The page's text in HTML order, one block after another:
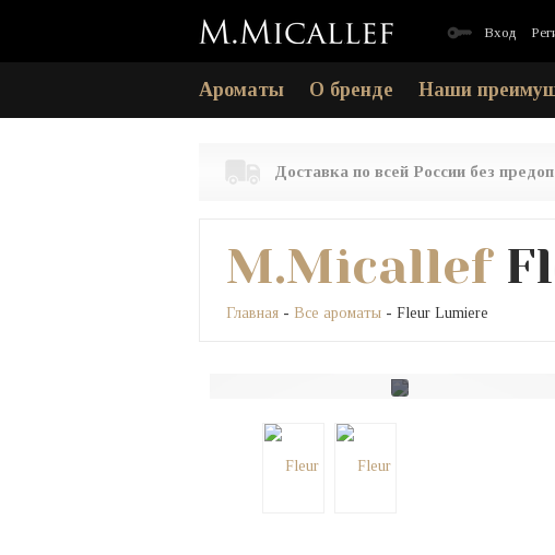
Вход
Ароматы О бренде Наши
Доставка по всей России без
M.Micallef
Главная - Все ароматы - Fleur Lumiere